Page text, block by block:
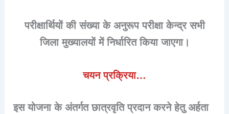
परीक्षार्थियों की संख्या के अनुरूप परीक्षा केन्द्र सभी
जिला मुख्यालयों में निर्धारित किया जाएगा।
चयन प्रक्रिया…
इस योजना के अंतर्गत छात्रवृति प्रदान करने हेतु अर्हता